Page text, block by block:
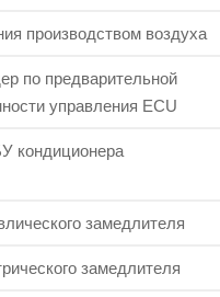
производством воздуха
по предварительной
управления ECU
кондиционера
замедлителя
замедлителя